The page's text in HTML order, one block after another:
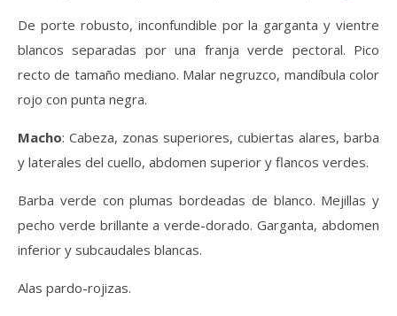
De porte robusto, inconfundible por la garganta y vientre
blancos separadas por una franja verde pectoral. Pico
recto de tamaño mediano. Malar negruzco, mandíbula color
rojo con punta negra.
Macho: Cabeza, zonas superiores, cubiertas alares, barba
y laterales del cuello, abdomen superior y flancos verdes.
Barba verde con plumas bordeadas de blanco. Mejillas y
pecho verde brillante a verde-dorado. Garganta, abdomen
inferior y subcaudales blancas.
Alas pardo-rojizas.